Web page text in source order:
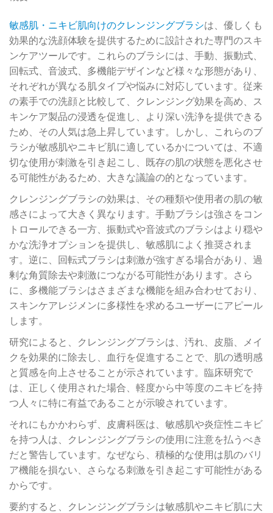
敏感肌・ニキビ肌向けのクレンジングブラシは、優しくも
効果的な洗顔体験を提供するために設計された専門のスキ
ンケアツールです。これらのブラシには、手動、振動式、
回転式、音波式、多機能デザインなど様々な形態があり、
それぞれが異なる肌タイプや悩みに対応しています。従来
の素手での洗顔と比較して、クレンジング効果を高め、ス
キンケア製品の浸透を促進し、より深い洗浄を提供できる
ため、その人気は急上昇しています。しかし、これらのブ
ラシが敏感肌やニキビ肌に適しているかについては、不適
切な使用が刺激を引き起こし、既存の肌の状態を悪化させ
る可能性があるため、大きな議論の的となっています。
クレンジングブラシの効果は、その種類や使用者の肌の敏
感さによって大きく異なります。手動ブラシは強さをコン
トロールできる一方、振動式や音波式のブラシはより穏や
かな洗浄オプションを提供し、敏感肌によく推奨されま
す。逆に、回転式ブラシは刺激が強すぎる場合があり、過
剰な角質除去や刺激につながる可能性があります。さら
に、多機能ブラシはさまざまな機能を組み合わせており、
スキンケアレジメンに多様性を求めるユーザーにアピール
します。
研究によると、クレンジングブラシは、汚れ、皮脂、メイ
クを効果的に除去し、血行を促進することで、肌の透明感
と質感を向上させることが示されています。臨床研究で
は、正しく使用された場合、軽度から中等度のニキビを持
つ人々に特に有益であることが示唆されています。
それにもかかわらず、皮膚科医は、敏感肌や炎症性ニキビ
を持つ人は、クレンジングブラシの使用に注意を払うべき
だと警告しています。なぜなら、積極的な使用は肌のバリ
ア機能を損ない、さらなる刺激を引き起こす可能性がある
からです。
要約すると、クレンジングブラシは敏感肌やニキビ肌に大